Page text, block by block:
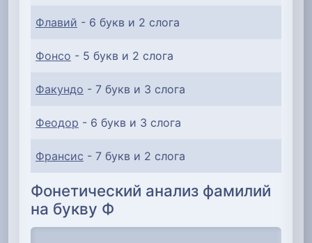
Флавий - 6 букв и 2 слога
Фонсо - 5 букв и 2 слога
Факундо - 7 букв и 3 слога
Феодор - 6 букв и 3 слога
Франсис - 7 букв и 2 слога
Фонетический анализ фамилий
на букву Ф